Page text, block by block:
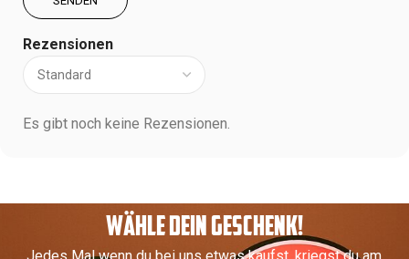
Rezensionen
Es gibt noch keine Rezensionen.
WÄHLE DEIN GESCHENK!
Jedes Mal wenn du bei uns etwas kaufst, kriegst du am